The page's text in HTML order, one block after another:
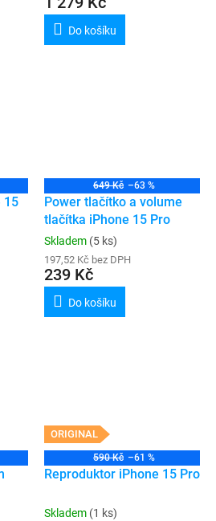
Do košíku
15
649 Kč –63 %
Power tlačítko a volume
tlačítka iPhone 15 Pro
Skladem (5 ks)
197,52 Kč bez DPH
239 Kč
Do košíku
ORIGINAL
590 Kč –61 %
Reproduktor iPhone 15 Pro
Skladem (1 ks)